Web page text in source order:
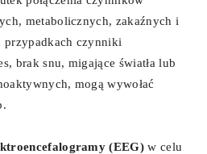
metabolicznych, zakaźnych i
przypadkach czynniki
brak snu, migające światła lub
mogą wywołać
(EEG) w celu